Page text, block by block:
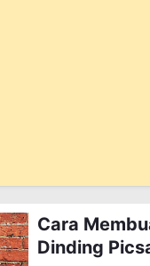
Cara
Dinding